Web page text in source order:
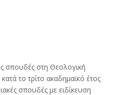
σπουδές στη Θεολογική
το τρίτο ακαδημαϊκό έτος
σπουδές με ειδίκευση